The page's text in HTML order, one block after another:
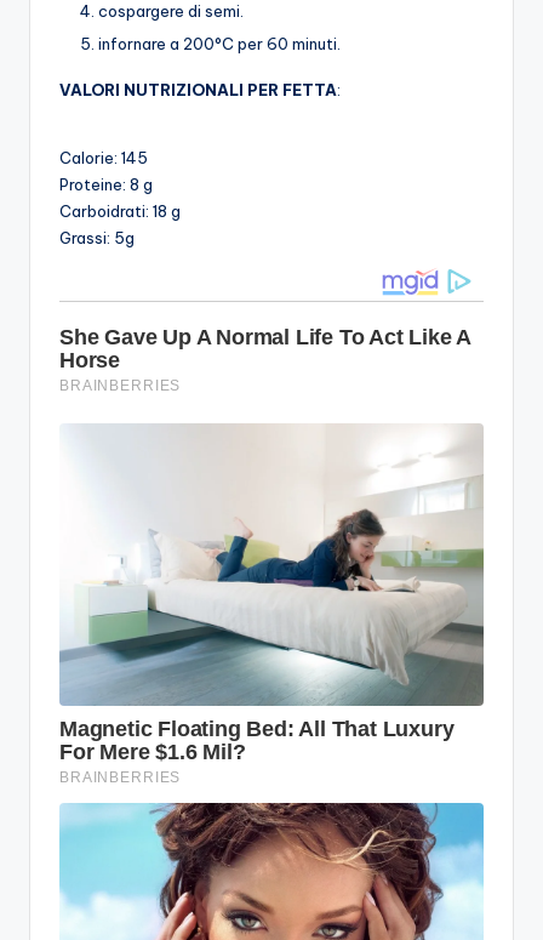
cospargere di semi.
infornare a 200°C per 60 minuti.
VALORI NUTRIZIONALI PER FETTA:
Calorie: 145
Proteine: 8 g
Carboidrati: 18 g
Grassi: 5g